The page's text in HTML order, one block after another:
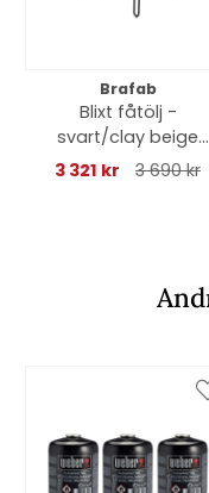
Brafab
Blixt fåtölj -
svart/clay beige
dyna
3 321 kr 3 690 kr